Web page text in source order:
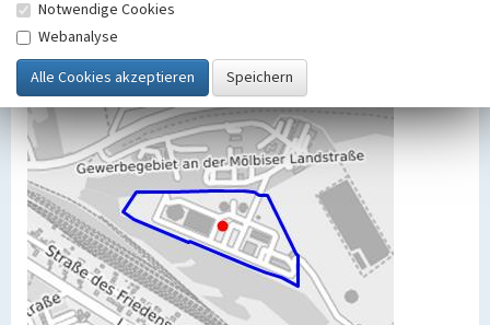
Notwendige Cookies
Webanalyse